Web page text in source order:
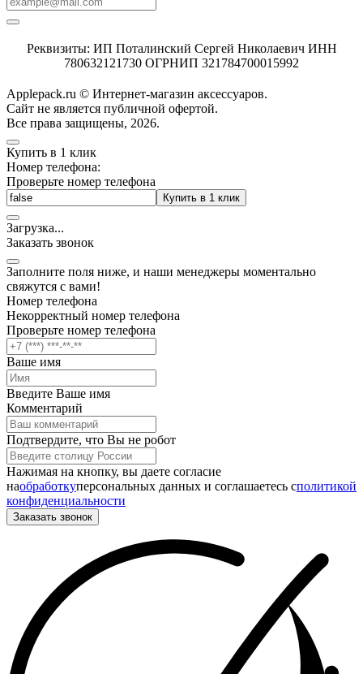
Реквизиты: ИП Поталинский Сергей Николаевич ИНН
780632121730 ОГРНИП 321784700015992
Applepack.ru © Интернет-магазин аксессуаров.
Cайт не является публичной офертой.
Все права защищены, 2026.
Купить в 1 клик
Номер телефона:
Проверьте номер телефона
Купить в 1 клик
Загрузка...
Заказать звонок
Заполните поля ниже, и наши менеджеры моментально
свяжутся с вами!
Номер телефона
Некорректный номер телефона
Проверьте номер телефона
Ваше имя
Введите Ваше имя
Комментарий
Подтвердите, что Вы не робот
Нажимая на кнопку, вы даете согласие
наобработкуперсональных данных и соглашаетесь cполитикой
конфиденциальности
Заказать звонок